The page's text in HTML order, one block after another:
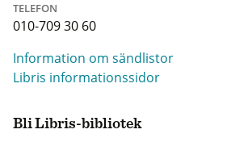
TELEFON
010-709 30 60
Information om sändlistor
Libris informationssidor
Bli Libris-bibliotek